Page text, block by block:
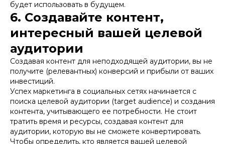
будет использовать в будущем.
6. Создавайте контент,
интересный вашей целевой
аудитории
Создавая контент для неподходящей аудитории, вы не
получите (релевантных) конверсий и прибыли от ваших
инвестиций.
Успех маркетинга в социальных сетях начинается с
поиска целевой аудитории (target audience) и создания
контента, учитывающего ее потребности. Не стоит
тратить время и ресурсы, создавая контент для
аудитории, которую вы не сможете конвертировать.
Чтобы определить, кто является вашей целевой